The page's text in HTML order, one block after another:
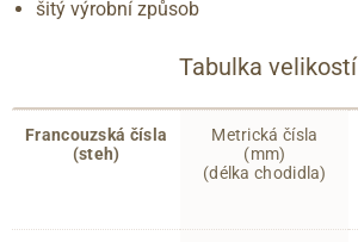
šitý výrobní způsob
Tabulka velikostí
Francouzská čísla
(steh)
Metrická čísla
(mm)
(délka chodidla)